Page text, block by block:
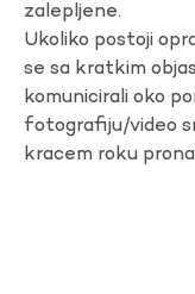
zalepljene.
Ukoliko postoji
se sa kratkim
komunicirali oko
fotografiju/video
kracem roku